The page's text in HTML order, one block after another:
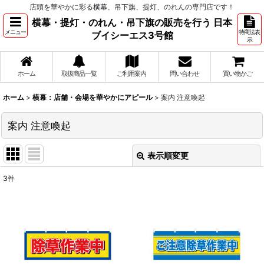
店頭を華やかに彩る横幕、吊下旗、提灯、のれんの専門店です！
メニュー
横幕・提灯・のれん・吊下旗の販売を行う 日本
ブイシーエス3号館
特商法表
示
ホーム 取扱商品一覧 ご利用案内 問い合わせ 買い物かご
ホーム > 横幕：店舗・会場を華やかにアピール > 案内 注意喚起
案内 注意喚起
表示順変更
3件